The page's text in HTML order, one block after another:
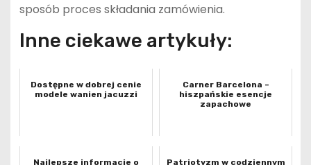
sposób proces składania zamówienia.
Inne ciekawe artykuły:
Dostępne w dobrej cenie
modele wanien jacuzzi
Carner Barcelona –
hiszpańskie esencje
zapachowe
Najlepsze informacje o
Patriotyzm w codziennym